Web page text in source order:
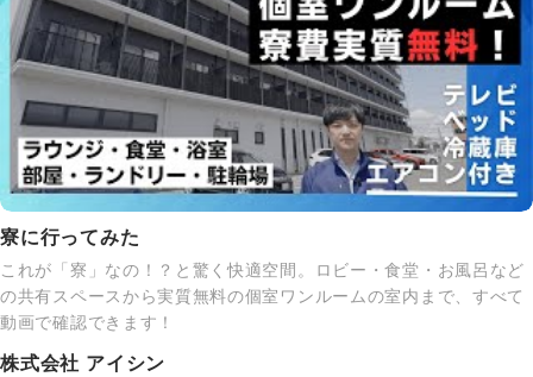
寮に行ってみた
これが「寮」なの！？と驚く快適空間。ロビー・食堂・お風呂など
の共有スペースから実質無料の個室ワンルームの室内まで、すべて
動画で確認できます！
株式会社 アイシン